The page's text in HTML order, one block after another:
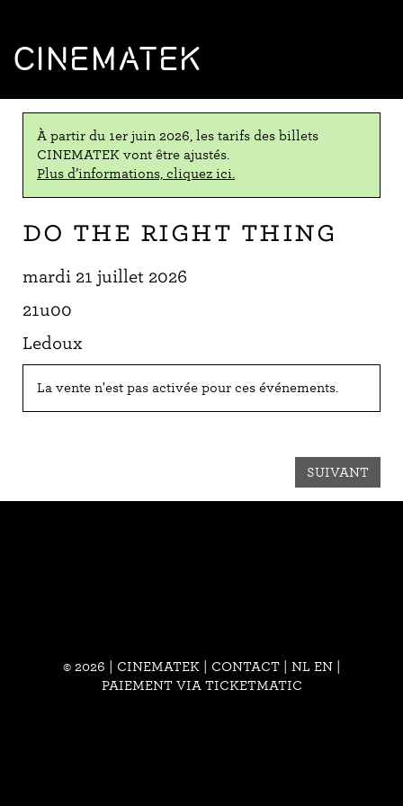
CINEMATEK
À partir du 1er juin 2026, les tarifs des billets
CINEMATEK vont être ajustés.
Plus d’informations, cliquez ici.
Do the Right Thing
mardi 21 juillet 2026
21u00
Ledoux
La vente n'est pas activée pour ces événements.
SUIVANT
© 2026 | CINEMATEK | CONTACT| NL EN
PAIEMENT VIA TICKETMATIC